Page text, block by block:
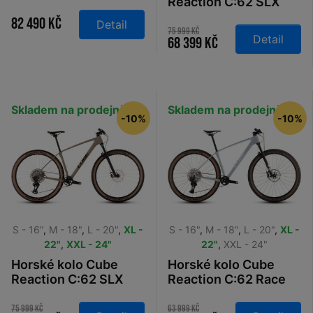
82 490 Kč Detail
2026
75 999 Kč
68 399 Kč Detail
Skladem na prodejně
S - 16", M - 18", L - 20", XL -
22", XXL - 24"
Horské kolo Cube
Reaction C:62 SLX
2026
-10%
75 999 Kč
Skladem na prodejně
S - 16", M - 18", L - 20", XL -
22", XXL - 24"
Horské kolo Cube
Reaction C:62 Race
2026
-10%
63 999 Kč